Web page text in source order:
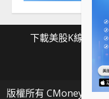
下載美股K線
載
版權所有 CMoney 全